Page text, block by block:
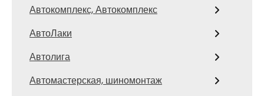
Автокомплекс, Автокомплекс
АвтоЛаки
Автолига
Автомастерская, шиномонтаж